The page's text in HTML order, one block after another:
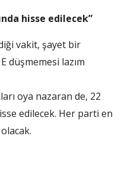
hisse edilecek”
vakit, şayet bir
düşmemesi lazım
oya nazaran de, 22
edilecek. Her parti en